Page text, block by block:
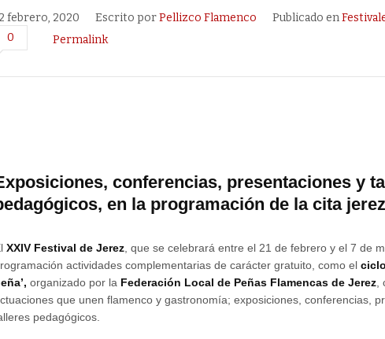
febrero, 2020 Escrito porPellizco Flamenco Publicado en
0
Permalink
conferencias, presentaciones y
en la programación de la cita
XXIV Festival de Jerez , que se celebrará entre el 21 de febrero y el 7 de
actividades complementarias de carácter gratuito, como el
organizado por la Federación Local de Peñas Flamencas de Jerez
que unen flamenco y gastronomía; exposiciones, conferencias,
pedagógicos.